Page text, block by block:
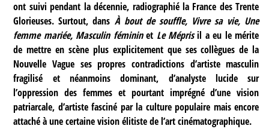
ont suivi pendant la décennie, radiographié la France des Trente
Glorieuses. Surtout, dans À bout de souffle, Vivre sa vie, Une
femme mariée, Masculin fémininet Le Méprisil a eu le mérite
de mettre en scène plus explicitement que ses collègues de la
Nouvelle Vague ses propres contradictions d’artiste masculin
fragilisé et néanmoins dominant, d’analyste lucide sur
l’oppression des femmes et pourtant imprégné d’une vision
patriarcale, d’artiste fasciné par la culture populaire mais encore
attaché à une certaine vision élitiste de l’art cinématographique.